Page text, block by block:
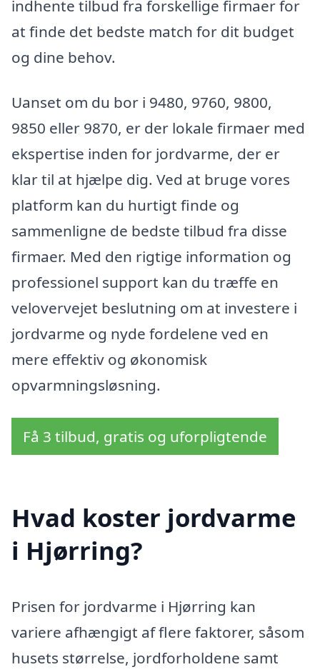
indhente tilbud fra forskellige firmaer for
at finde det bedste match for dit budget
og dine behov.
Uanset om du bor i 9480, 9760, 9800,
9850 eller 9870, er der lokale firmaer med
ekspertise inden for jordvarme, der er
klar til at hjælpe dig. Ved at bruge vores
platform kan du hurtigt finde og
sammenligne de bedste tilbud fra disse
firmaer. Med den rigtige information og
professionel support kan du træffe en
velovervejet beslutning om at investere i
jordvarme og nyde fordelene ved en
mere effektiv og økonomisk
opvarmningsløsning.
Få 3 tilbud, gratis og uforpligtende
Hvad koster jordvarme
i Hjørring?
Prisen for jordvarme i Hjørring kan
variere afhængigt af flere faktorer, såsom
husets størrelse, jordforholdene samt